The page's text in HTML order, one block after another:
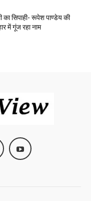
का सिपाही- रूपेश पाण्डेय की
में गूंज रहा नाम